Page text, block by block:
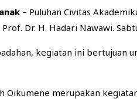
– Puluhan Civitas
Prof. Dr. H. Hadari Nawawi.
kegiatan ini bertujuan
Oikumene merupakan